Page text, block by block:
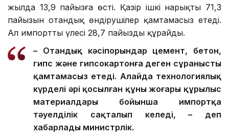
жылда 13,9 пайызға өсті. Қазір ішкі нарықтың 71,3
пайызын отандық өндірушілер қамтамасыз етеді.
Ал импорттың үлесі 28,7 пайызды құрайды.
– Отандық кәсіпорындар цемент, бетон,
гипс және гипсокартонға деген сұранысты
қамтамасыз етеді. Алайда технологиялық
күрделі әрі қосылған құны жоғары құрылыс
материалдары бойынша импортқа
тәуелділік сақталып келеді, – деп
хабарлады министрлік.